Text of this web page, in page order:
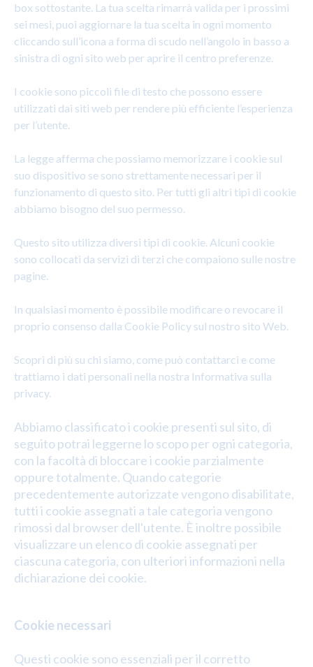
box sottostante. La tua scelta rimarrà valida per i prossimi
sei mesi, puoi aggiornare la tua scelta in ogni momento
cliccando sull’icona a forma di scudo nell’angolo in basso a
sinistra di ogni sito web per aprire il centro preferenze.
I cookie sono piccoli file di testo che possono essere
utilizzati dai siti web per rendere più efficiente l’esperienza
per l’utente.
La legge afferma che possiamo memorizzare i cookie sul
suo dispositivo se sono strettamente necessari per il
funzionamento di questo sito. Per tutti gli altri tipi di cookie
abbiamo bisogno del suo permesso.
Questo sito utilizza diversi tipi di cookie. Alcuni cookie
sono collocati da servizi di terzi che compaiono sulle nostre
pagine.
In qualsiasi momento è possibile modificare o revocare il
proprio consenso dalla Cookie Policy sul nostro sito Web.
Scopri di più su chi siamo, come può contattarci e come
trattiamo i dati personali nella nostra Informativa sulla
privacy.
Abbiamo classificato i cookie presenti sul sito, di
seguito potrai leggerne lo scopo per ogni categoria,
con la facoltà di bloccare i cookie parzialmente
oppure totalmente. Quando categorie
precedentemente autorizzate vengono disabilitate,
tutti i cookie assegnati a tale categoria vengono
rimossi dal browser dell'utente. È inoltre possibile
visualizzare un elenco di cookie assegnati per
ciascuna categoria, con ulteriori informazioni nella
dichiarazione dei cookie.
Cookie necessari
Questi cookie sono essenziali per il corretto